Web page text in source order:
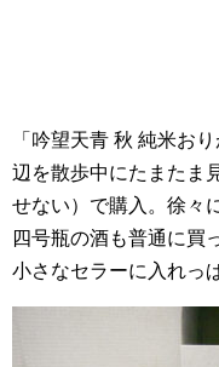
「吟望天青 秋 純米お
辺を散歩中にたまたま
せない）で購入。徐々
四号瓶の酒も普通に買
小さなセラーに入れっ